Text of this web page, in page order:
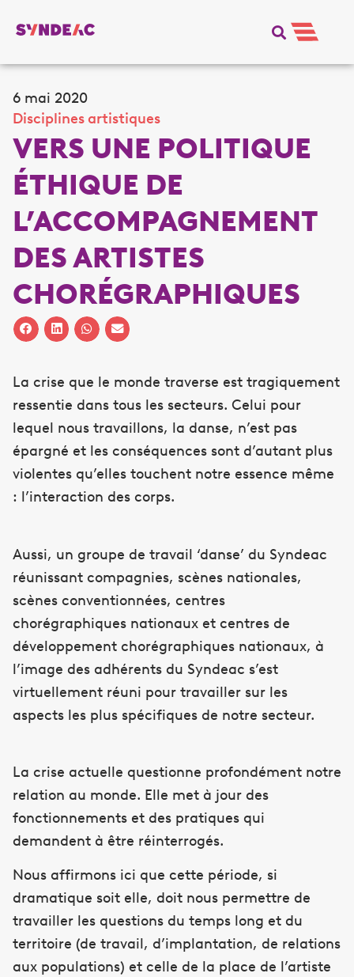
6 mai 2020
Disciplines artistiques
VERS UNE POLITIQUE
ÉTHIQUE DE
L’ACCOMPAGNEMENT
DES ARTISTES
CHORÉGRAPHIQUES
La crise que le monde traverse est tragiquement
ressentie dans tous les secteurs. Celui pour
lequel nous travaillons, la danse, n’est pas
épargné et les conséquences sont d’autant plus
violentes qu’elles touchent notre essence même
: l’interaction des corps.
Aussi, un groupe de travail ‘danse’ du Syndeac
réunissant compagnies, scènes nationales,
scènes conventionnées, centres
chorégraphiques nationaux et centres de
développement chorégraphiques nationaux, à
l’image des adhérents du Syndeac s’est
virtuellement réuni pour travailler sur les
aspects les plus spécifiques de notre secteur.
La crise actuelle questionne profondément notre
relation au monde. Elle met à jour des
fonctionnements et des pratiques qui
demandent à être réinterrogés.
Nous affirmons ici que cette période, si
dramatique soit elle, doit nous permettre de
travailler les questions du temps long et du
territoire (de travail, d’implantation, de relations
aux populations) et celle de la place de l’artiste